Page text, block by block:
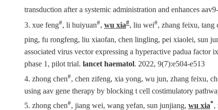
transduction after a systemic administration and enhances
3. xue feng#, li huiyuan#, wu xia#, liu wei#, zhang feixu,
ping, fu rongfeng, liu xiaofan, chen lingling, pei xiaolei, sun
associated virus vector expressing a hyperactive padua
phase 1, pilot trial. lancet haematol. 2022, 9(7):e504-e513
4. zhong chen#, chen zifeng, xia yong, wu jun, zhang feixu,
using aav gene therapy by blocking t cell costimulatory
5. zhong chen#, jiang wei, wang yefan, sun junjiang, wu xia*,